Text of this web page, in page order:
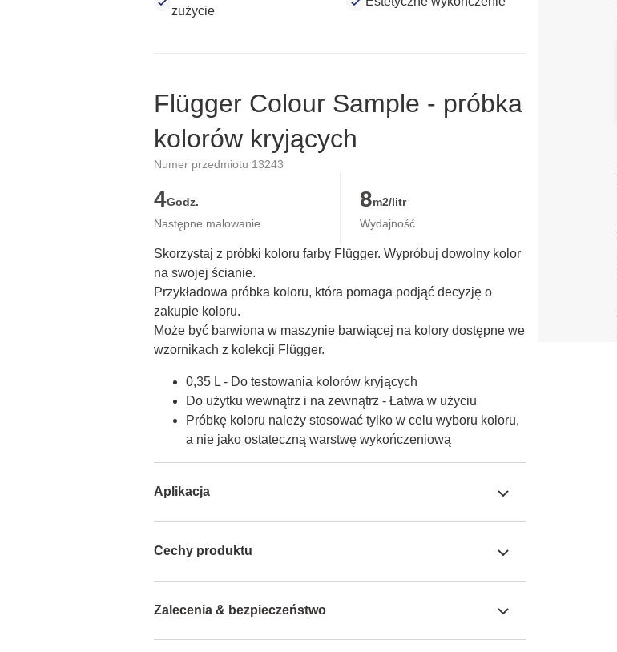
zużycie
Flügger Colour Sample - próbka
kolorów kryjących
Numer przedmiotu 13243
4Godz.
Następne malowanie
8m2/litr
Wydajność
Skorzystaj z próbki koloru farby Flügger. Wypróbuj dowolny kolor
na swojej ścianie.
Przykładowa próbka koloru, która pomaga podjąć decyzję o
zakupie koloru.
Może być barwiona w maszynie barwiącej na kolory dostępne we
wzornikach z kolekcji Flügger.
0,35 L - Do testowania kolorów kryjących
Do użytku wewnątrz i na zewnątrz - Łatwa w użyciu
Próbkę koloru należy stosować tylko w celu wyboru koloru,
a nie jako ostateczną warstwę wykończeniową
Aplikacja
Cechy produktu
Zalecenia & bezpieczeństwo